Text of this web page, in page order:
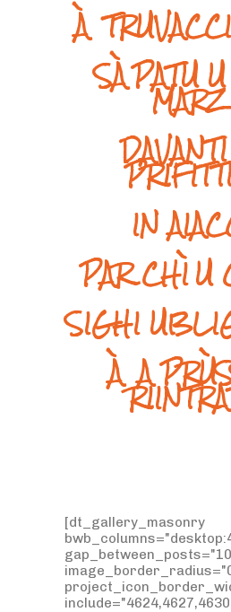
À
SÀPATU
IN
PAR CHÌ U
SIGHI
À A
[dt_gallery_masonry